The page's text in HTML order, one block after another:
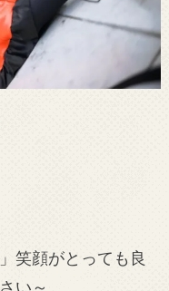
笑顔がとっても良
い～